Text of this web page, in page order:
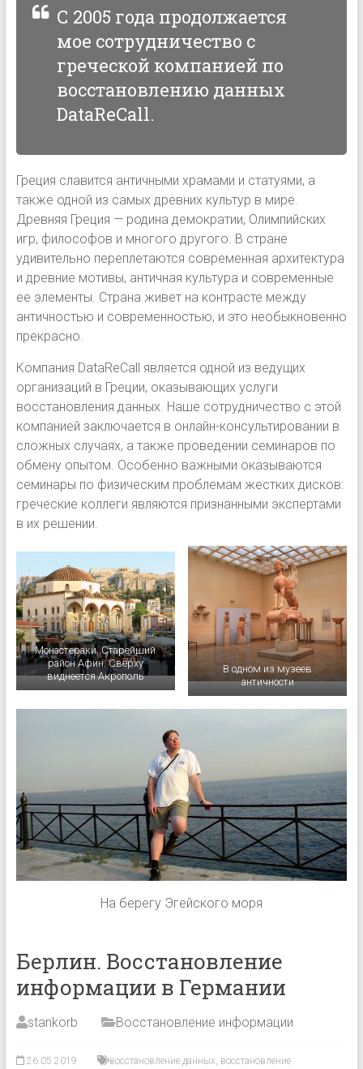
С 2005 года продолжается
мое сотрудничество с
греческой компанией по
восстановлению данных
DataReCall.
Греция славится античными храмами и статуями, а
также одной из самых древних культур в мире.
Древняя Греция — родина демократии, Олимпийских
игр, философов и многого другого. В стране
удивительно переплетаются современная архитектура
и древние мотивы, античная культура и современные
ее элементы. Страна живет на контрасте между
античностью и современностью, и это необыкновенно
прекрасно.
Компания DataReCall является одной из ведущих
организаций в Греции, оказывающих услуги
восстановления данных. Наше сотрудничество с этой
компанией заключается в онлайн-консультировании в
сложных случаях, а также проведении семинаров по
обмену опытом. Особенно важными оказываются
семинары по физическим проблемам жестких дисков:
греческие коллеги являются признанными экспертами
в их решении.
Монастераки. Старейший
район Афин. Сверху
виднеется Акрополь
В одном из музеев
античности
На берегу Эгейского моря
Берлин. Восстановление
информации в Германии
stankorb Восстановление информации
26.05.2019 восстановление данных, восстановление